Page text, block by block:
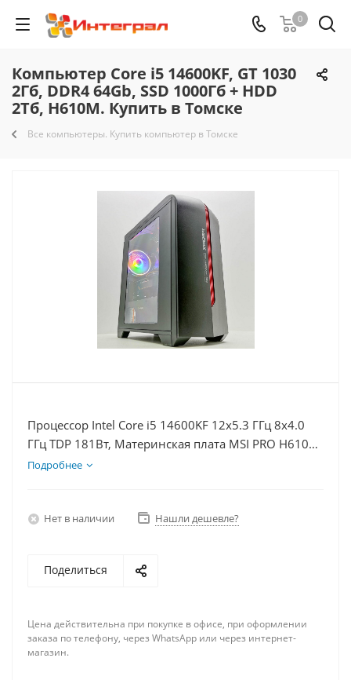
0
Компьютер Core i5 14600KF, GT 1030
2Гб, DDR4 64Gb, SSD 1000Гб + HDD
2Тб, H610M. Купить в Томске
Все компьютеры. Купить компьютер в Томске
Процессор Intel Core i5 14600KF 12x5.3 ГГц 8x4.0
ГГц TDP 181Вт, Материнская плата MSI PRO H610M-
E, Видеокарта GT 1030 2Гб, Память DDR4 64Gb,
Подробнее
Нет в наличии Нашли дешевле?
Поделиться
Цена действительна при покупке в офисе, при оформлении
заказа по телефону, через WhatsApp или через интернет-
магазин.